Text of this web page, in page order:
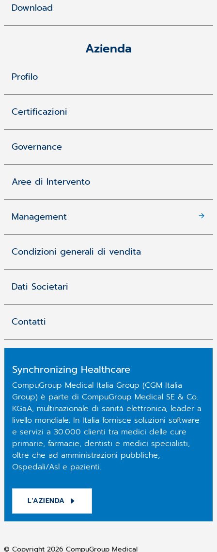
Download
Azienda
Profilo
Certificazioni
Governance
Aree di Intervento
Management
Condizioni generali di vendita
Dati Societari
Contatti
Synchronizing Healthcare
CompuGroup Medical Italia Group (CGM Italia
Group) è parte di CompuGroup Medical SE & Co.
KGaA, multinazionale di sanità elettronica, leader a
livello mondiale. In Italia fornisce soluzioni software
e servizi a 30.000 clienti tra medici delle cure
primarie, farmacie, dentisti e medici specialisti,
oltre che ad amministrazioni pubbliche,
Ospedali/Asl e pazienti.
L'AZIENDA
© Copyright 2026 CompuGroup Medical